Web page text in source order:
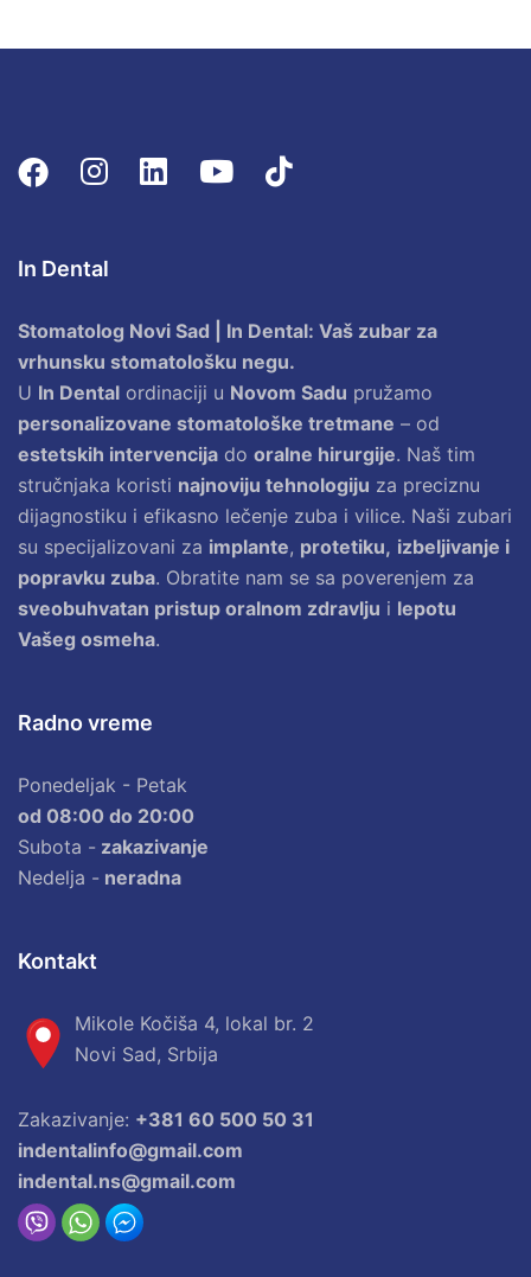
In Dental
Stomatolog Novi Sad | In Dental: Vaš zubar za
vrhunsku stomatološku negu.
U In Dental ordinaciji u Novom Sadu pružamo
personalizovane stomatološke tretmane – od
estetskih intervencija do oralne hirurgije. Naš tim
stručnjaka koristi najnoviju tehnologiju za preciznu
dijagnostiku i efikasno lečenje zuba i vilice. Naši zubari
su specijalizovani za implante, protetiku, izbeljivanje i
popravku zuba. Obratite nam se sa poverenjem za
sveobuhvatan pristup oralnom zdravlju i lepotu
Vašeg osmeha.
Radno vreme
Ponedeljak - Petak
od 08:00 do 20:00
Subota - zakazivanje
Nedelja - neradna
Kontakt
Mikole Kočiša 4, lokal br. 2
Novi Sad, Srbija
Zakazivanje: +381 60 500 50 31
indentalinfo@gmail.com
indental.ns@gmail.com